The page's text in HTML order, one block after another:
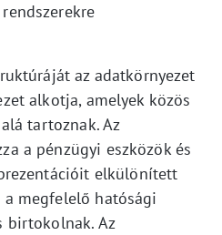
az adatkörnyezet
alkotja, amelyek közös
tartoznak. Az
a pénzügyi eszközök és
elkülönített
megfelelő hatósági
birtokolnak. Az